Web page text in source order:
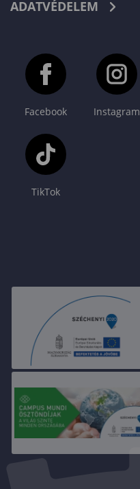
ADATVÉDELEM
Facebook Instagram
TikTok